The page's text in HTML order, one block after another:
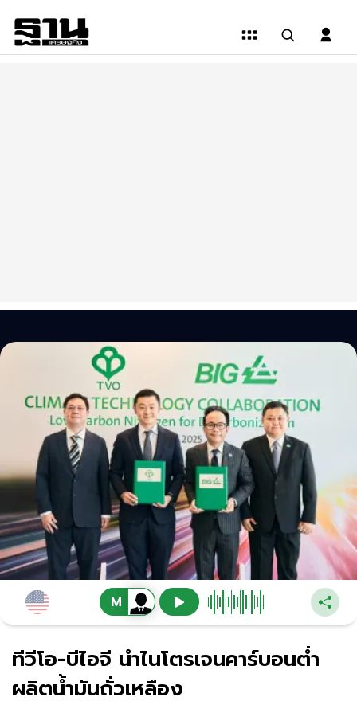
ทีวีโอ-บีไอจี นำไนโตรเจนคาร์บอนต่ำ
ผลิตน้ำมันถั่วเหลือง